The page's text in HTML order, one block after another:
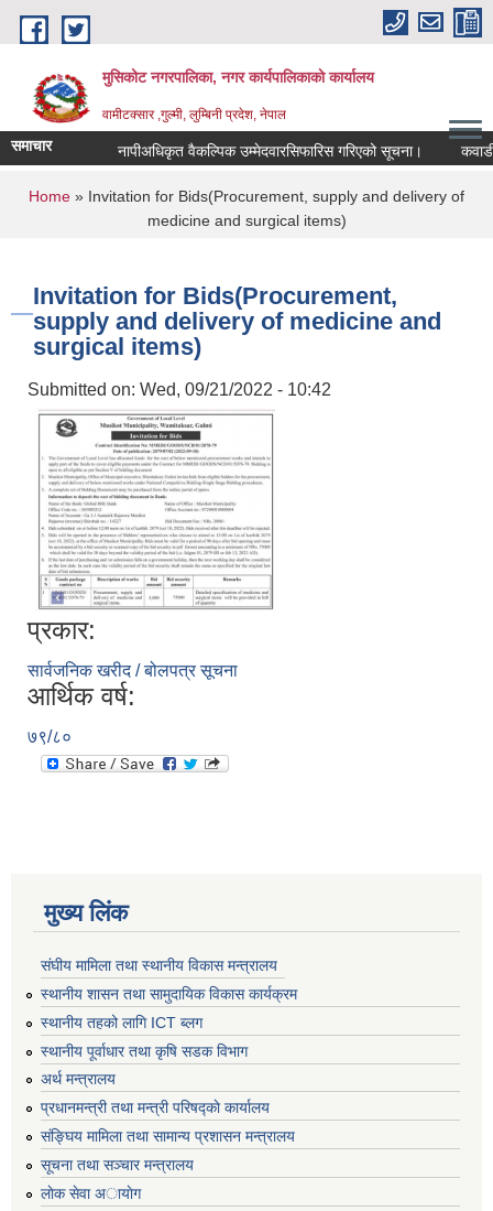
Skip to main content
मुसिकोट नगरपालिका, नगर कार्यपालिकाकाे कार्यालय
वामीटक्सार ,गुल्मी, लुम्बिनी प्रदेश, नेपाल
समाचार नापीअधिकृत वैकल्पिक उम्मेदवारसिफारिस गरिएको सूचना। कवाडी
You are here
Home » Invitation for Bids(Procurement, supply and delivery of
medicine and surgical items)
Invitation for Bids(Procurement,
supply and delivery of medicine and
surgical items)
Submitted on: Wed, 09/21/2022 - 10:42
प्रकार:
सार्वजनिक खरीद / बोलपत्र सूचना
आर्थिक वर्ष:
७९/८०
मुख्य लिंक
संघीय मामिला तथा स्थानीय विकास मन्त्रालय
स्थानीय शासन तथा सामुदायिक विकास कार्यक्रम
स्थानीय तहको लागि ICT ब्लग
स्थानीय पूर्वाधार तथा कृषि सडक विभाग
अर्थ मन्त्रालय
प्रधानमन्त्री तथा मन्त्री परिषद्काे कार्यालय
संङ्घिय मामिला तथा सामान्य प्रशासन मन्त्रालय
सूचना तथा सञ्चार मन्त्रालय
लाेक सेवा अायाेग